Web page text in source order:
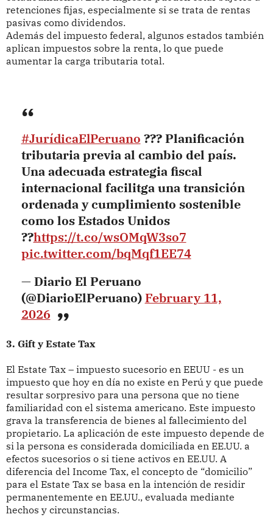
retenciones fijas, especialmente si se trata de rentas
pasivas como dividendos.
Además del impuesto federal, algunos estados también
aplican impuestos sobre la renta, lo que puede
aumentar la carga tributaria total.
#JurídicaElPeruano ??? Planificación
tributaria previa al cambio del país.
Una adecuada estrategia fiscal
internacional facilitga una transición
ordenada y cumplimiento sostenible
como los Estados Unidos
??https://t.co/wsOMqW3so7
pic.twitter.com/bqMqf1EE74
— Diario El Peruano
(@DiarioElPeruano) February 11,
2026
3. Gift y Estate Tax
El Estate Tax – impuesto sucesorio en EEUU - es un
impuesto que hoy en día no existe en Perú y que puede
resultar sorpresivo para una persona que no tiene
familiaridad con el sistema americano. Este impuesto
grava la transferencia de bienes al fallecimiento del
propietario. La aplicación de este impuesto depende de
si la persona es considerada domiciliada en EE.UU. a
efectos sucesorios o si tiene activos en EE.UU. A
diferencia del Income Tax, el concepto de “domicilio”
para el Estate Tax se basa en la intención de residir
permanentemente en EE.UU., evaluada mediante
hechos y circunstancias.